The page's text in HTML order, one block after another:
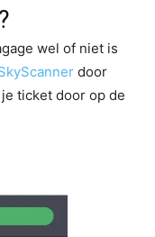
wel of niet is
door
ticket door op de